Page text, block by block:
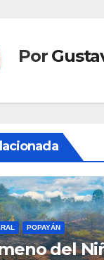
Por
POPAYÁN
del